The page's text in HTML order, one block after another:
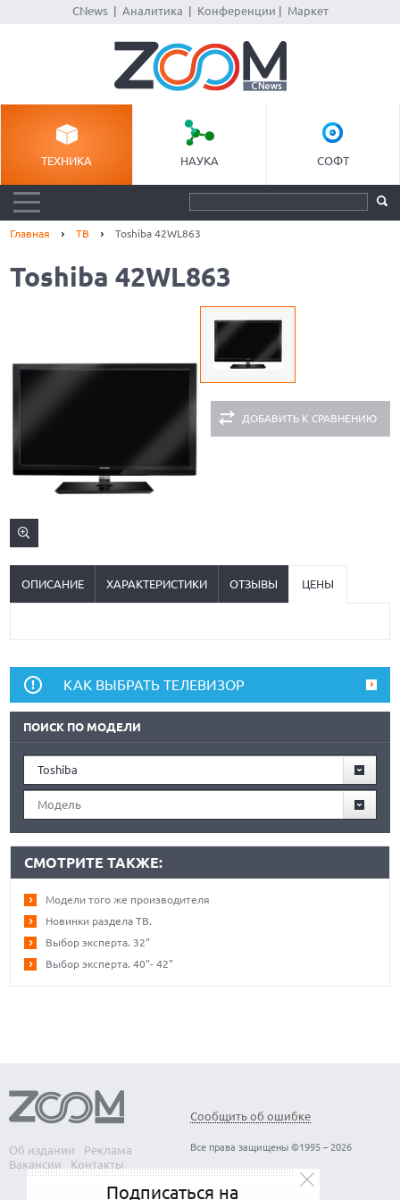
CNews| Аналитика Конференции Маркет
ТЕХНИКА НАУКА СОФТ
Главная ТВ Toshiba 42WL863
Toshiba 42WL863
ДОБАВИТЬ К СРАВНЕНИЮ
ОПИСАНИЕ ХАРАКТЕРИСТИКИ ОТЗЫВЫ ЦЕНЫ
КАК ВЫБРАТЬ ТЕЛЕВИЗОР
ПОИСК ПО МОДЕЛИ
Toshiba
Модель
СМОТРИТЕ ТАКЖЕ:
Модели того же производителя
Новинки раздела ТВ.
Выбор эксперта. 32"
Выбор эксперта. 40"- 42"
Об издании
Реклама
Вакансии
Контакты
Сообщить об ошибке
Все права защищены ©1995 – 2026
Подписаться на